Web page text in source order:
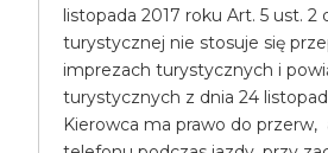
listopada 2017 roku Art. 5 ust. 2
turystycznej nie stosuje się
imprezach turystycznych i
turystycznych z dnia 24
Kierowca ma prawo do przerw,